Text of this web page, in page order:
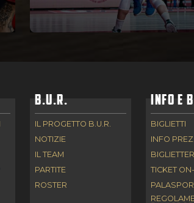
B.U.R.
IL PROGETTO B.U.R.
NOTIZIE
IL TEAM
PARTITE
ROSTER
INFO E
BIGLIETTI
INFO
TICKET